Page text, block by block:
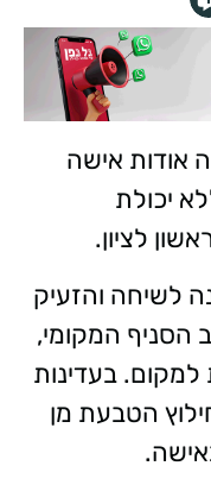
אודות אישה
יכולת
לציון.
לשיחה והזעיק
הסניף המקומי,
למקום. בעדינות
הטבעת מן